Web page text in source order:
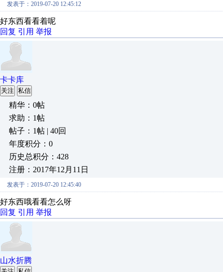
发表于：2019-07-20 12:45:12
好东西看看着呢
回复 引用 举报
卡卡库
关注 私信
精华：0帖
求助：1帖
帖子：1帖 | 40回
年度积分：0
历史总积分：428
注册：2017年12月11日
发表于：2019-07-20 12:45:40
好东西哦看看怎么呀
回复 引用 举报
山水折腾